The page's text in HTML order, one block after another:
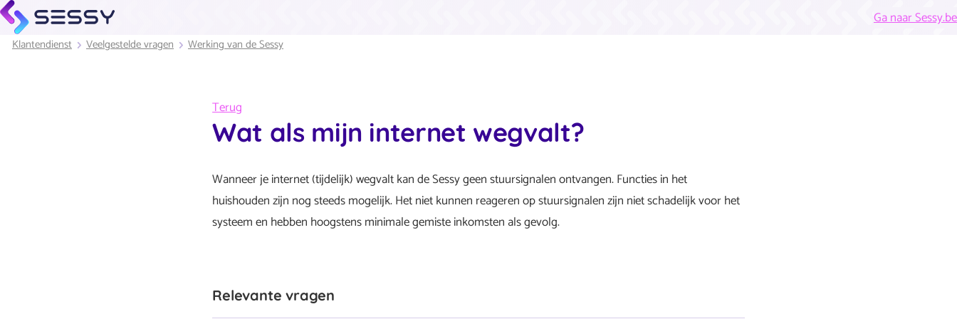
Ga naar Sessy.be
Klantendienst Veelgestelde vragen Werking van de Sessy
Terug
Wat als mijn internet wegvalt?
Wanneer je internet (tijdelijk) wegvalt kan de Sessy geen stuursignalen ontvangen. Functies in het
huishouden zijn nog steeds mogelijk. Het niet kunnen reageren op stuursignalen zijn niet schadelijk voor het
systeem en hebben hoogstens minimale gemiste inkomsten als gevolg.
Relevante vragen